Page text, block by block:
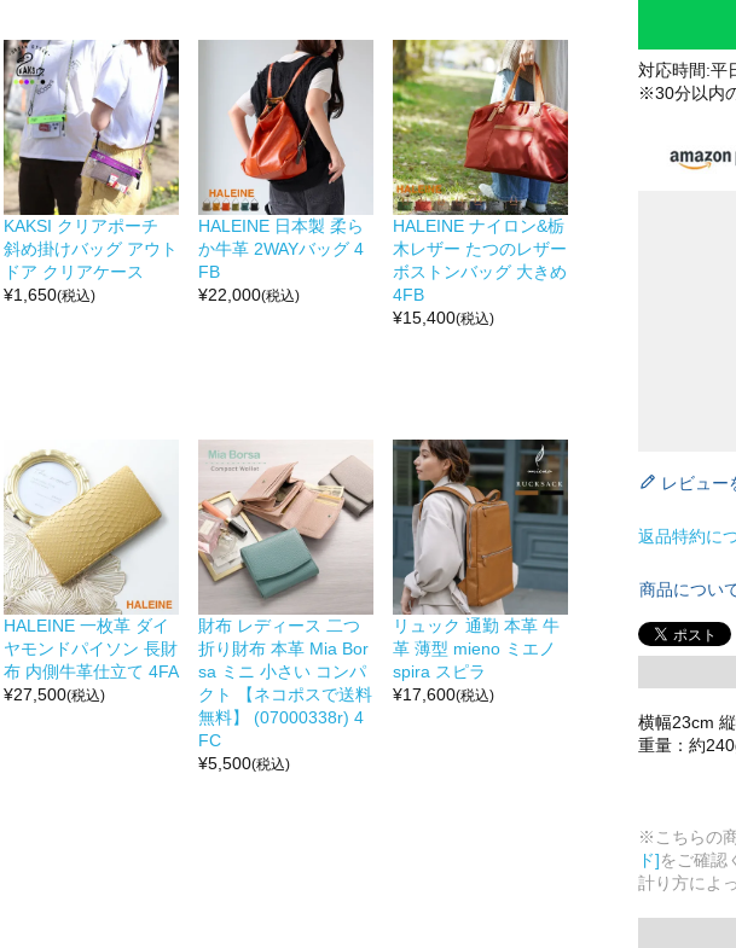
KAKSI クリアポーチ
斜め掛けバッグ アウト
ドア クリアケース
¥1,650(税込)
HALEINE 日本製 柔ら
か牛革 2WAYバッグ 4
FB
¥22,000(税込)
HALEINE ナイロン&栃
木レザー たつのレザー
ボストンバッグ 大きめ
4FB
¥15,400(税込)
HALEINE 一枚革 ダイ
ヤモンドパイソン 長財
布 内側牛革仕立て 4FA
¥27,500(税込)
財布 レディース 二つ
折り財布 本革 Mia Bor
sa ミニ 小さい コンパ
クト 【ネコポスで送料
無料】 (07000338r) 4
FC
¥5,500(税込)
リュック 通勤 本革 牛
革 薄型 mieno ミエノ
spira スピラ
¥17,600(税込)
対応時間:平
※30分以内
レビュー
返品特約に
商品につい
横幅23cm
重量：約
※こちらの
ド]をご確認
計り方によ